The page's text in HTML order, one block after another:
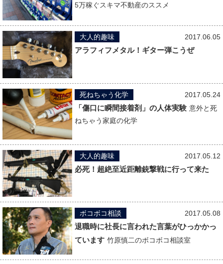
5万稼ぐスキマ不動産のススメ
2017.06.05
大人的趣味
アラフィフメタル！ギター弾こうぜ
2017.05.24
死ねちゃう化学
「傷口に瞬間接着剤」の人体実験 意外と死
ねちゃう家庭の化学
2017.05.12
大人的趣味
必死！超絶至近距離銃撃戦に行って来た
2017.05.08
ボコボコ相談
退職時に社長に言われた言葉がひっかかっ
ています 竹原慎二のボコボコ相談室